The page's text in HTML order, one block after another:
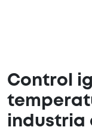
Control
industria